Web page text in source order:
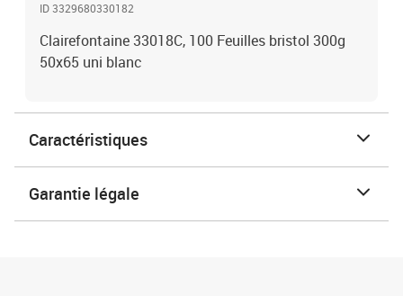
ID 3329680330182
Clairefontaine 33018C, 100 Feuilles bristol 300g
50x65 uni blanc
Caractéristiques
Garantie légale